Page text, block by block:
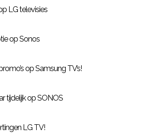
LG televisies
op Sonos
op Samsung TV’s!
tijdelijk op SONOS
LG TV!